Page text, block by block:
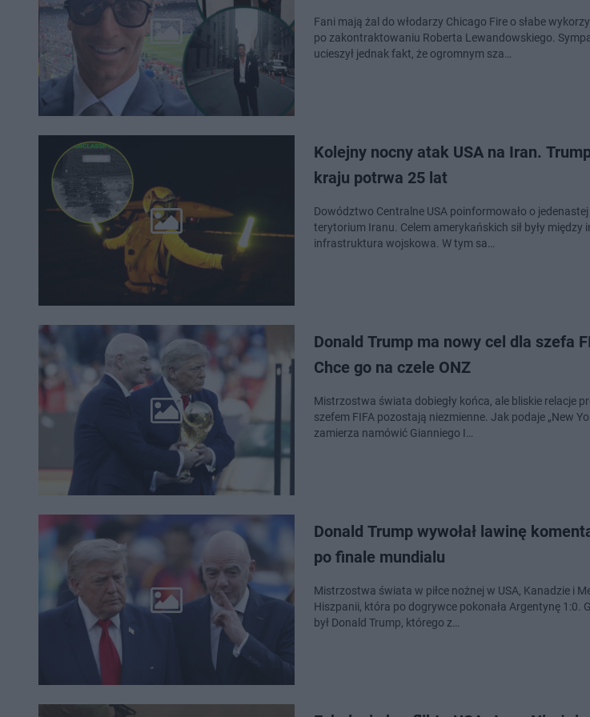
Fani mają żal do włodarzy Chicago Fire o słabe
po zakontraktowaniu Roberta Lewandowskiego.
ucieszył jednak fakt, że ogromnym sza…
Kolejny nocny atak USA na Iran.
kraju potrwa 25 lat
Dowództwo Centralne USA poinformowało o
terytorium Iranu. Celem amerykańskich sił były
infrastruktura wojskowa. W tym sa…
Donald Trump ma nowy cel dla szefa
Chce go na czele ONZ
Mistrzostwa świata dobiegły końca, ale bliskie relacje
szefem FIFA pozostają niezmienne. Jak podaje „New
zamierza namówić Gianniego I…
Donald Trump wywołał lawinę
po finale mundialu
Mistrzostwa świata w piłce nożnej w USA, Kanadzie i
Hiszpanii, która po dogrywce pokonała Argentynę 1:0.
był Donald Trump, którego z…